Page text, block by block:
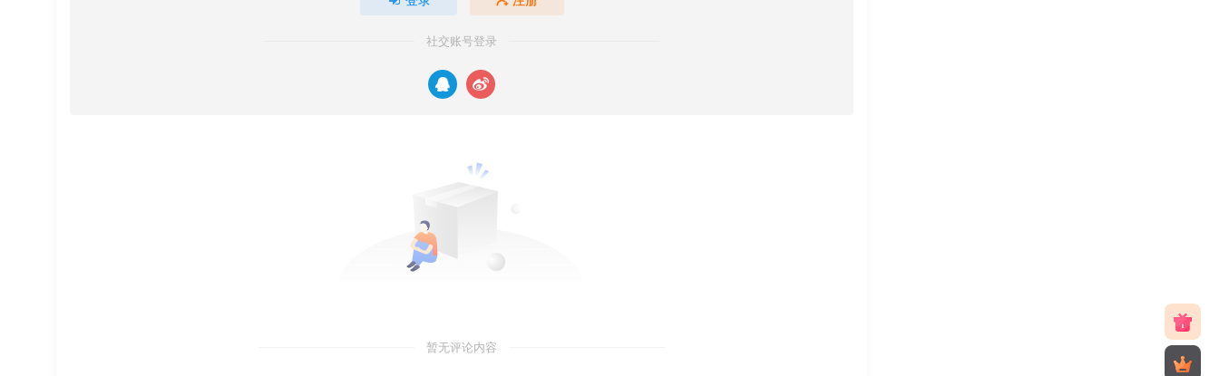
社交账号登录
暂无评论内容